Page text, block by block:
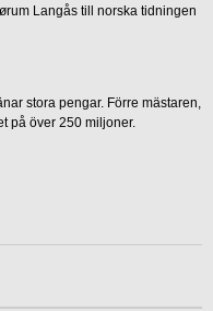
Langås till norska tidningen
stora pengar. Förre mästaren,
på över 250 miljoner.